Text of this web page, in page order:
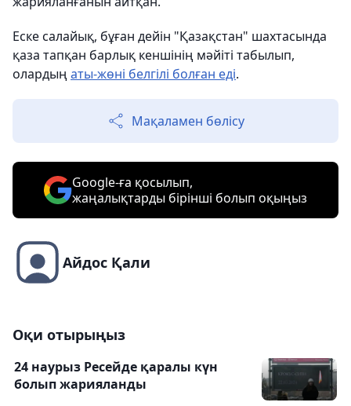
Еске салайық, бұған дейін "Қазақстан" шахтасында
қаза тапқан барлық кеншінің мәйіті табылып,
олардың аты-жөні белгілі болған еді.
Мақаламен бөлісу
Google-ға қосылып,
жаңалықтарды бірінші болып оқыңыз
Айдос Қали
Оқи отырыңыз
24 наурыз Ресейде қаралы күн
болып жарияланды